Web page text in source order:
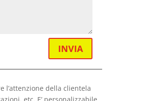
INVIA
l’attenzione della clientela